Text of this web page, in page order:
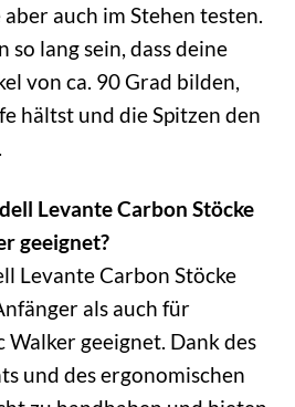
auch im Stehen testen.
so lang sein, dass deine
von ca. 90 Grad bilden,
hältst und die Spitzen den
Levante Carbon Stöcke
geeignet?
Levante Carbon Stöcke
als auch für
geeignet. Dank des
und des ergonomischen